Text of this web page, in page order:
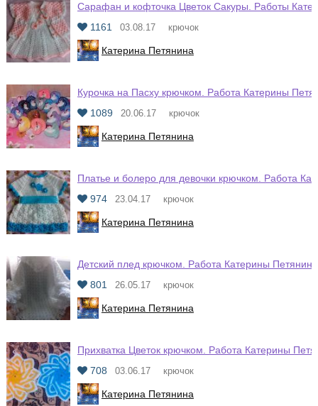
Сарафан и кофточка Цветок Сакуры. Работы
1161
03.08.17 крючок
Катерина Петянина
Курочка на Пасху крючком. Работа Катерины
1089
20.06.17 крючок
Катерина Петянина
Платье и болеро для девочки крючком. Работа
974
23.04.17 крючок
Катерина Петянина
Детский плед крючком. Работа Катерины
801
26.05.17 крючок
Катерина Петянина
Прихватка Цветок крючком. Работа Катерины
708
03.06.17 крючок
Катерина Петянина